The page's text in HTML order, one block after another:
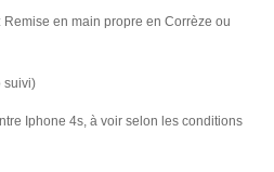
: Remise en main propre en Corrèze ou
suivi)
Iphone 4s, à voir selon les conditions